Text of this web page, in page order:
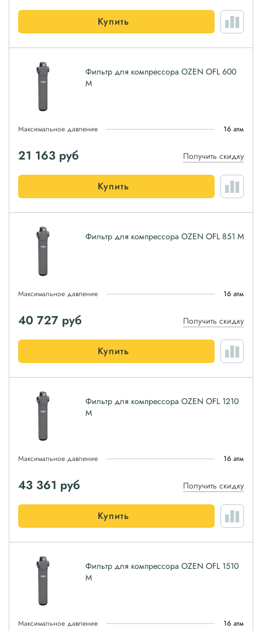
Купить
Фильтр для компрессора OZEN OFL 600
M
Максимальное давление 16 атм
21 163 руб Получить скидку
Купить
Фильтр для компрессора OZEN OFL 851 M
Максимальное давление 16 атм
40 727 руб Получить скидку
Купить
Фильтр для компрессора OZEN OFL 1210
M
Максимальное давление 16 атм
43 361 руб Получить скидку
Купить
Фильтр для компрессора OZEN OFL 1510
M
Максимальное давление 16 атм